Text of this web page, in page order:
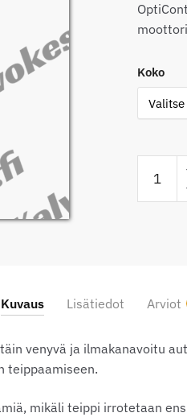
Koko
1.0
Kuvaus Lisätiedot Arviot
venyvä ja ilmakanavoitu
teippaamiseen.
mikäli teippi irrotetaan